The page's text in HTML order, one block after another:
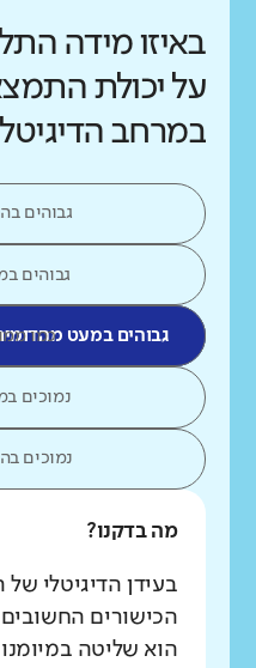
באיזו מידה
על יכולת
במרחב
גבוהים
גבוהים
גבוהים במעט כמו
נמוכים
נמוכים
מה בדקנו?
הכישורים
הוא שליטה